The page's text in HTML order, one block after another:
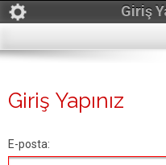
Giriş
Giriş Yapınız
E-posta: